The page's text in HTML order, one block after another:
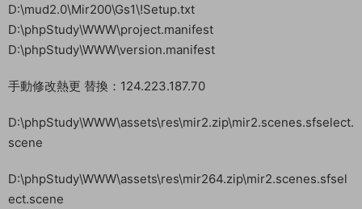
D:\phpStudy\WWW\assets\res\mir264.zip\mir2.scenes.sfsel
ect.scene
修改後
複制修改過的壓縮包，放到D:\必備\熱更文件\res
D:\必備\戰神熱更工具 獲取MD5值和大小值